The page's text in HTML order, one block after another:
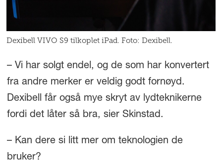
Dexibell VIVO S9 tilkoplet iPad. Foto: Dexibell.
– Vi har solgt endel, og de som har konvertert
fra andre merker er veldig godt fornøyd.
Dexibell får også mye skryt av lydteknikerne
fordi det låter så bra, sier Skinstad.
– Kan dere si litt mer om teknologien de
bruker?